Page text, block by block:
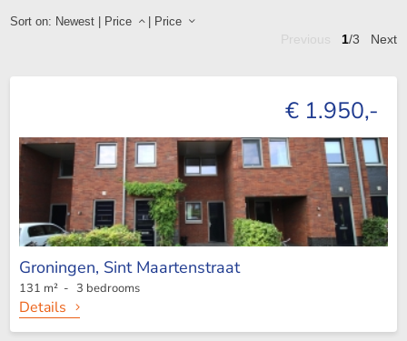
Sort on: Newest| Price | Price
1/3 Next
€ 1.950,-
Groningen, Sint Maartenstraat
131 m² - 3 bedrooms
Details